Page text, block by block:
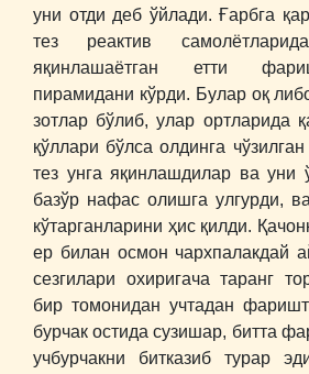
уни отди деб ўйлади. Ғарбга
тез реактив
яқинлашаётган етти
пирамидани кўрди. Булар оқ
зотлар бўлиб, улар ортларида
қўллари бўлса олдинга
тез унга яқинлашдилар ва уни
базўр нафас олишга улгурди,
кўтарганларини ҳис қилди.
ер билан осмон чархпалакдай
сезгилари охиригача таранг
бир томонидан учтадан
бурчак остида сузишар, битта
учбурчакни битказиб турар